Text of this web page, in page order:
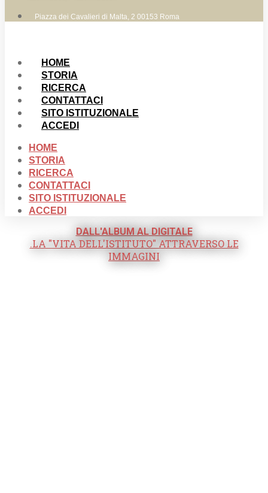
Piazza dei Cavalieri di Malta, 2 00153 Roma
HOME
STORIA
RICERCA
CONTATTACI
SITO ISTITUZIONALE
ACCEDI
HOME
STORIA
RICERCA
CONTATTACI
SITO ISTITUZIONALE
ACCEDI
DALL'ALBUM AL DIGITALE
.LA "VITA DELL'ISTITUTO" ATTRAVERSO LE
IMMAGINI